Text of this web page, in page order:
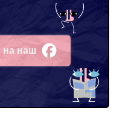
на наш